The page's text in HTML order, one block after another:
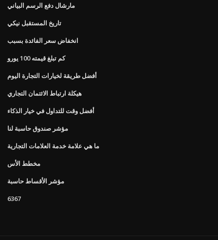
مارشال دفع الرسم البياني
تاريخ المستقبل نيكي
انخفاض سعر الفائدة بسبب
كم تبلغ قيمته 100 يورو
أفضل طريقة لخيارات التجارة اليوم
هيكلة ارتباط الائتمان التجاري
أفضل وقت للتداول في خيار الذكاء
مؤشر صندوق حاسبة لنا
ما هي علامة خدمة العلامات التجارية
مخطط الأس
مؤشر الأقساط حاسبة
6367